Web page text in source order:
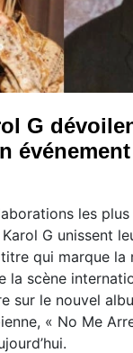
G
les
G unissent
qui marque la
la scène
sur le nouvel
« No Me